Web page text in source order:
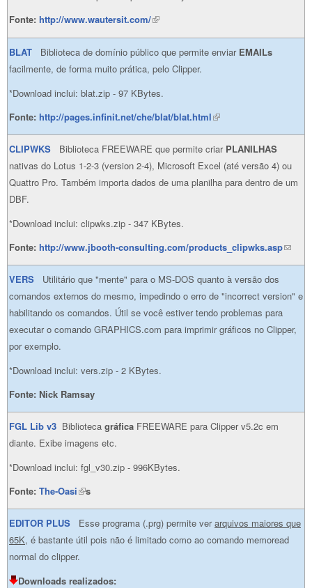
Fonte: http://www.wautersit.com/(link is external)
BLAT Biblioteca de domínio público que permite enviar EMAILs
facilmente, de forma muito prática, pelo Clipper.
*Download inclui: blat.zip - 97 KBytes.
Fonte: http://pages.infinit.net/che/blat/blat.html(link is external)
CLIPWKS Biblioteca FREEWARE que permite criar PLANILHAS
nativas do Lotus 1-2-3 (version 2-4), Microsoft Excel (até versão 4) ou
Quattro Pro. Também importa dados de uma planilha para dentro de um
DBF.
*Download inclui: clipwks.zip - 347 KBytes.
Fonte: http://www.jbooth-consulting.com/products_clipwks.asp(link
sends
VERS
Utilitário que "mente" para o MS-DOS quanto à versão dos
comandos externos do mesmo, impedindo o erro de "incorrect version" e
habilitando os comandos. Útil se você estiver tendo problemas para
executar o comando GRAPHICS.com para imprimir gráficos no Clipper,
por exemplo.
*Download inclui: vers.zip - 2 KBytes.
Fonte: Nick Ramsay
FGL Lib v3 Biblioteca gráfica FREEWARE para Clipper v5.2c em
diante. Exibe imagens etc.
*Download inclui: fgl_v30.zip - 996KBytes.
Fonte: The-Oasi(link is external)
s
EDITOR PLUS Esse programa (.prg) permite verarquivos maiores que
65K, é bastante útil pois não é limitado como ao comando memoread
normal do clipper.
Downloads realizados: